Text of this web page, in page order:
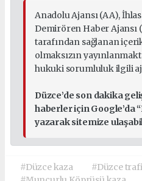
Anadolu Ajansı (AA),
Demirören Haber Ajansı
tarafından sağlanan
olmaksızın
hukuki sorumluluk ilgili
Düzce’de son dakika
haberler için Google’da
yazarak sitemize
#Düzce kaza
#Düzce